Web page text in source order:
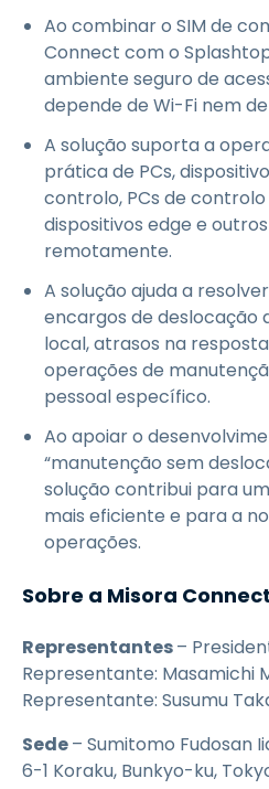
Ao combinar o SIM de
Connect com o
ambiente seguro de
depende de Wi-Fi nem de
A solução suporta a
prática de PCs,
controlo, PCs de
dispositivos edge e
remotamente.
A solução ajuda a
encargos de deslocação
local, atrasos na
operações de
pessoal específico.
Ao apoiar o
“manutenção sem
solução contribui para
mais eficiente e para a
operações.
Sobre a Misora
Representantes–
Representante: Masamichi
Representante: Susumu
Sede– Sumitomo Fudosan
6-1 Koraku, Bunkyo-ku,